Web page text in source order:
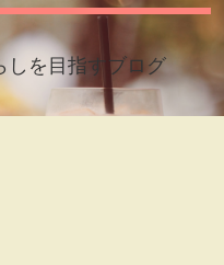
しを目指すブログ